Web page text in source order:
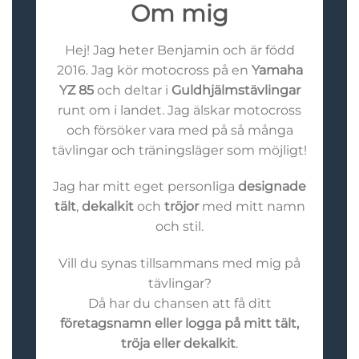
Om mig
Hej! Jag heter Benjamin och är född
2016. Jag kör motocross på en Yamaha
YZ 85och deltar i Guldhjälmstävlingar
runt om i landet. Jag älskar motocross
och försöker vara med på så många
tävlingar och träningsläger som möjligt!
Jag har mitt eget personliga designade
tält, dekalkitoch tröjormed mitt namn
och stil.
Vill du synas tillsammans med mig på
tävlingar?
Då har du chansen att få ditt
företagsnamn eller logga på mitt tält,
tröja eller dekalkit.